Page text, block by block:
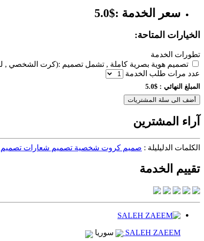
سعر الخدمة :$5.0
الخيارات المتاحة:
تطورات الخدمة
تصميم هوية بصرية كاملة , تشمل تصميم :(كرت الشخصي ,
عدد مرات طلب الخدمة
المبلغ النهائي : $5.0
أضف الى سلة المشتريات
آراء المشترين
الكلمات الدليليلة : صميم كروت شخصية تصميم شعارات تصميم
تقييم الخدمة
SALEH ZAEEM سوريا